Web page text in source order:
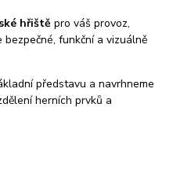
hřiště pro váš provoz,
funkční a vizuálně
představu a navrhneme
herních prvků a